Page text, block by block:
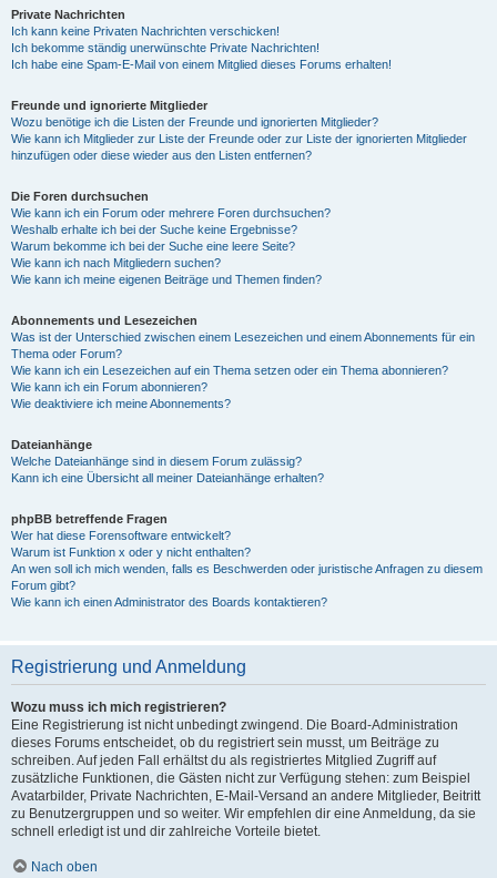
Private Nachrichten
Ich kann keine Privaten Nachrichten verschicken!
Ich bekomme ständig unerwünschte Private Nachrichten!
Ich habe eine Spam-E-Mail von einem Mitglied dieses Forums erhalten!
Freunde und ignorierte Mitglieder
Wozu benötige ich die Listen der Freunde und ignorierten Mitglieder?
Wie kann ich Mitglieder zur Liste der Freunde oder zur Liste der ignorierten Mitglieder
hinzufügen oder diese wieder aus den Listen entfernen?
Die Foren durchsuchen
Wie kann ich ein Forum oder mehrere Foren durchsuchen?
Weshalb erhalte ich bei der Suche keine Ergebnisse?
Warum bekomme ich bei der Suche eine leere Seite?
Wie kann ich nach Mitgliedern suchen?
Wie kann ich meine eigenen Beiträge und Themen finden?
Abonnements und Lesezeichen
Was ist der Unterschied zwischen einem Lesezeichen und einem Abonnements für ein
Thema oder Forum?
Wie kann ich ein Lesezeichen auf ein Thema setzen oder ein Thema abonnieren?
Wie kann ich ein Forum abonnieren?
Wie deaktiviere ich meine Abonnements?
Dateianhänge
Welche Dateianhänge sind in diesem Forum zulässig?
Kann ich eine Übersicht all meiner Dateianhänge erhalten?
phpBB betreffende Fragen
Wer hat diese Forensoftware entwickelt?
Warum ist Funktion x oder y nicht enthalten?
An wen soll ich mich wenden, falls es Beschwerden oder juristische Anfragen zu diesem
Forum gibt?
Wie kann ich einen Administrator des Boards kontaktieren?
Registrierung und Anmeldung
Wozu muss ich mich registrieren?
Eine Registrierung ist nicht unbedingt zwingend. Die Board-Administration
dieses Forums entscheidet, ob du registriert sein musst, um Beiträge zu
schreiben. Auf jeden Fall erhältst du als registriertes Mitglied Zugriff auf
zusätzliche Funktionen, die Gästen nicht zur Verfügung stehen: zum Beispiel
Avatarbilder, Private Nachrichten, E-Mail-Versand an andere Mitglieder, Beitritt
zu Benutzergruppen und so weiter. Wir empfehlen dir eine Anmeldung, da sie
schnell erledigt ist und dir zahlreiche Vorteile bietet.
Nach oben